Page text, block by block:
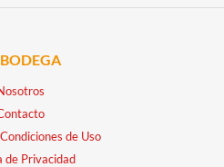
de Uso
de Privacidad